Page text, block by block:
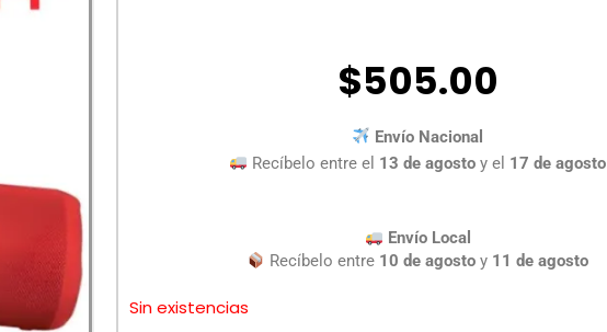
$505.00
Envío Nacional
Recíbelo entre el 13 de agosto y el 17 de agosto
Envío Local
Recíbelo entre 10 de agosto y 11 de agosto
Sin existencias